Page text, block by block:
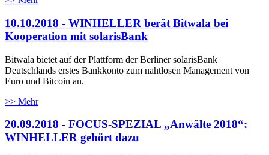
10.10.2018 - WINHELLER berät Bitwala bei
Kooperation mit solarisBank
Bitwala bietet auf der Plattform der Berliner solarisBank
Deutschlands erstes Bankkonto zum nahtlosen Management von
Euro und Bitcoin an.
>> Mehr
20.09.2018 - FOCUS-SPEZIAL „Anwälte 2018“:
WINHELLER gehört dazu